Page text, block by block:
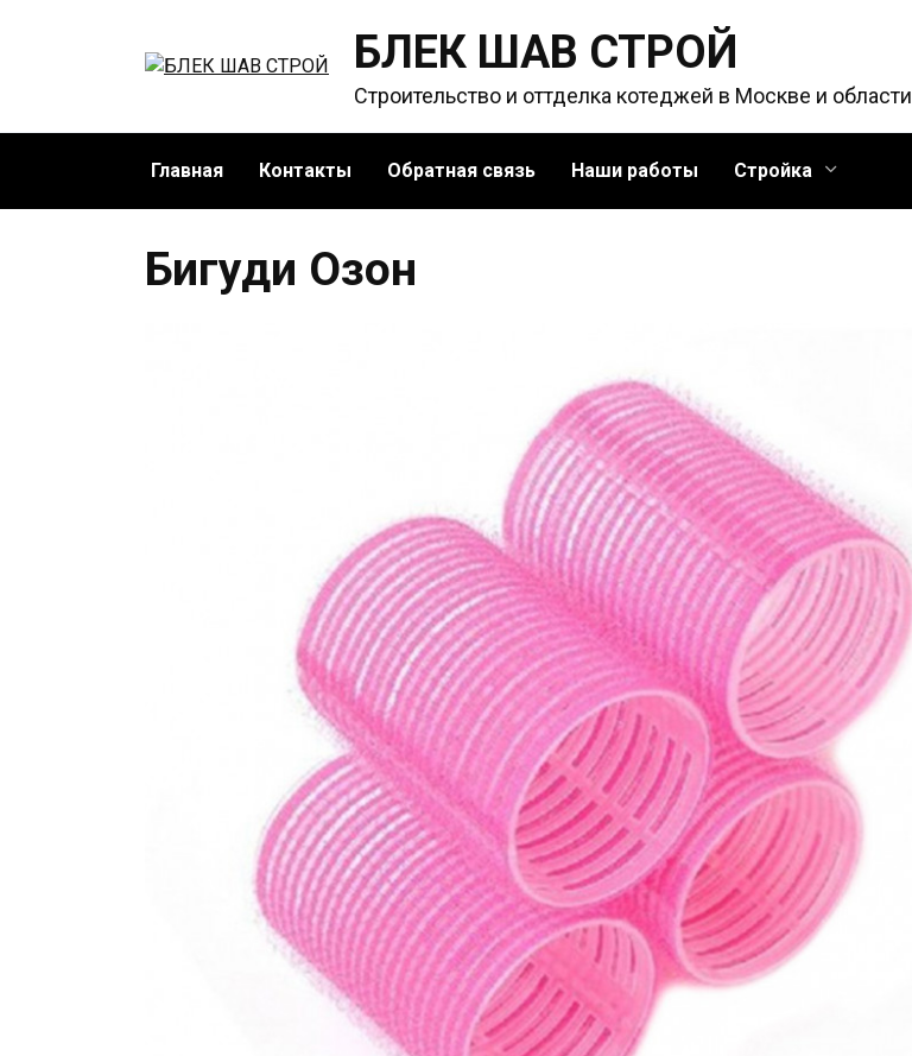
БЛЕК ШАВ СТРОЙ
Строительство и оттделка котеджей в Москве и области
Главная Контакты Обратная связь Наши работы Стройка
Бигуди Озон